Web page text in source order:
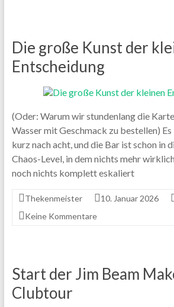
Die große Kunst der
Entscheidung
(Oder: Warum wir stundenlang die
Wasser mit Geschmack zu bestellen)
kurz nach acht, und die Bar ist schon in
Chaos-Level, in dem nichts mehr
noch nichts komplett eskaliert
Thekenmeister 10. Januar 2026
Keine Kommentare
Start der Jim Beam
Clubtour